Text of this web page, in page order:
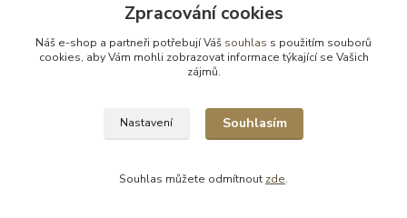
ks
bez DPH skladem 1 ks
Zpracování cookies
Náš e-shop a partneři potřebují Váš souhlas s použitím souborů
cookies, aby Vám mohli zobrazovat informace týkající se Vašich
zájmů.
Nastavení Souhlasím
Souhlas můžete odmítnout zde.